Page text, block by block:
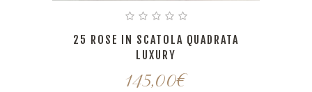
25 ROSE IN SCATOLA QUADRATA
LUXURY
145,00€